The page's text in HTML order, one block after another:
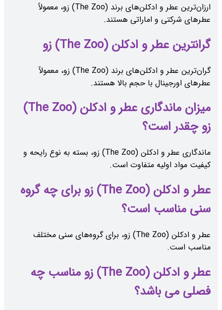
ارزان‌ترین عطر و ادکلن‌های برند (The Zoo) زو، معمولاً
عطرهای شرکتی و اماراتی هستند.
گرانترین عطر و ادکلن (The Zoo) زو
گران‌ترین عطر و ادکلن‌های برند (The Zoo) زو، معمولاً
عطرهای اورجینال با حجم بالا هستند.
میزان ماندگاری عطر و ادکلن (The Zoo)
زو چقدر است؟
ماندگاری عطر و ادکلن (The Zoo) زو، بسته به نوع رایحه و
کیفیت مواد اولیه متفاوت است.
عطر و ادکلن (The Zoo) زو برای چه گروه
سنی مناسب است؟
عطر و ادکلن (The Zoo) زو، برای گروه‌های سنی مختلف
مناسب است.
عطر و ادکلن (The Zoo) زو مناسب چه
فصلی می باشد؟